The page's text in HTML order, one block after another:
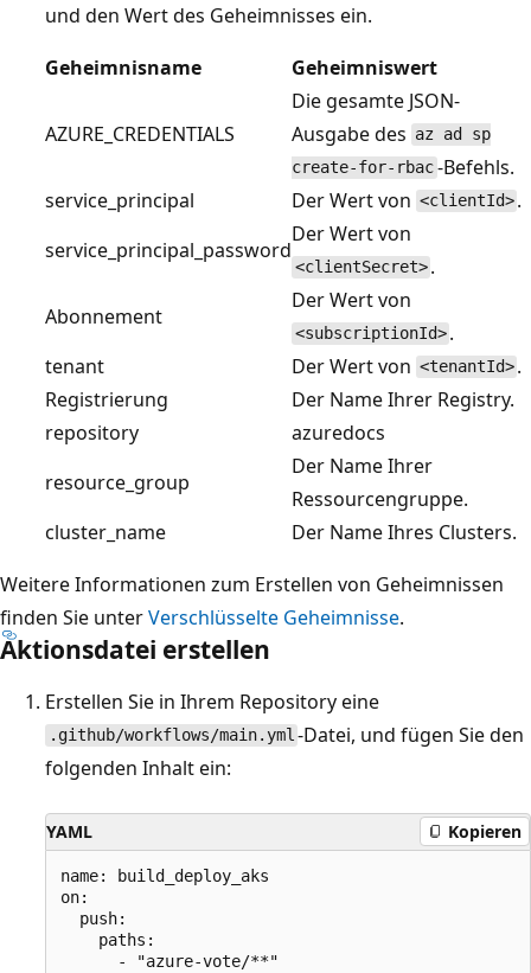
und den Wert des Geheimnisses ein.
Geheimnisname
Geheimniswert
AZURE_CREDENTIALS
Die gesamte JSON-
Ausgabe des az ad sp
create-for-rbac-Befehls.
service_principal
Der Wert von <clientId> .
service_principal_password
Der Wert von
<clientSecret> .
Abonnement
Der Wert von
<subscriptionId> .
tenant
Der Wert von <tenantId> .
Registrierung
Der Name Ihrer Registry.
repository
azuredocs
resource_group
Der Name Ihrer
Ressourcengruppe.
cluster_name
Der Name Ihres Clusters.
Weitere Informationen zum Erstellen von Geheimnissen
finden Sie unterVerschlüsselte Geheimnisse.
Aktionsdatei erstellen
Erstellen Sie in Ihrem Repository eine
.github/workflows/main.yml -Datei, und fügen Sie den
folgenden Inhalt ein:
YAML Kopieren
name: build_deploy_aks
on:
  push:
    paths:
      - "azure-vote/**"